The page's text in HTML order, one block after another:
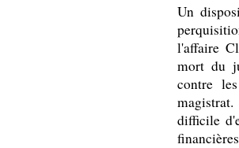
Un
l'affaire
mort du
contre
difficile